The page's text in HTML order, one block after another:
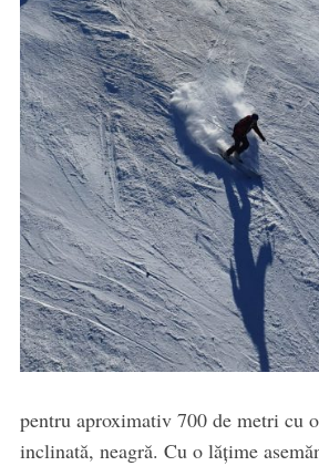
pentru aproximativ 700 de metri cu
inclinată, neagră. Cu o lățime